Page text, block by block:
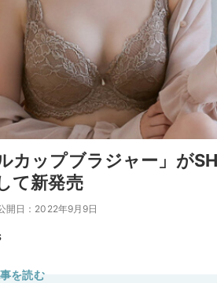
カップブラジャー」が
て新発売
開日：2022年9月9日
を読む